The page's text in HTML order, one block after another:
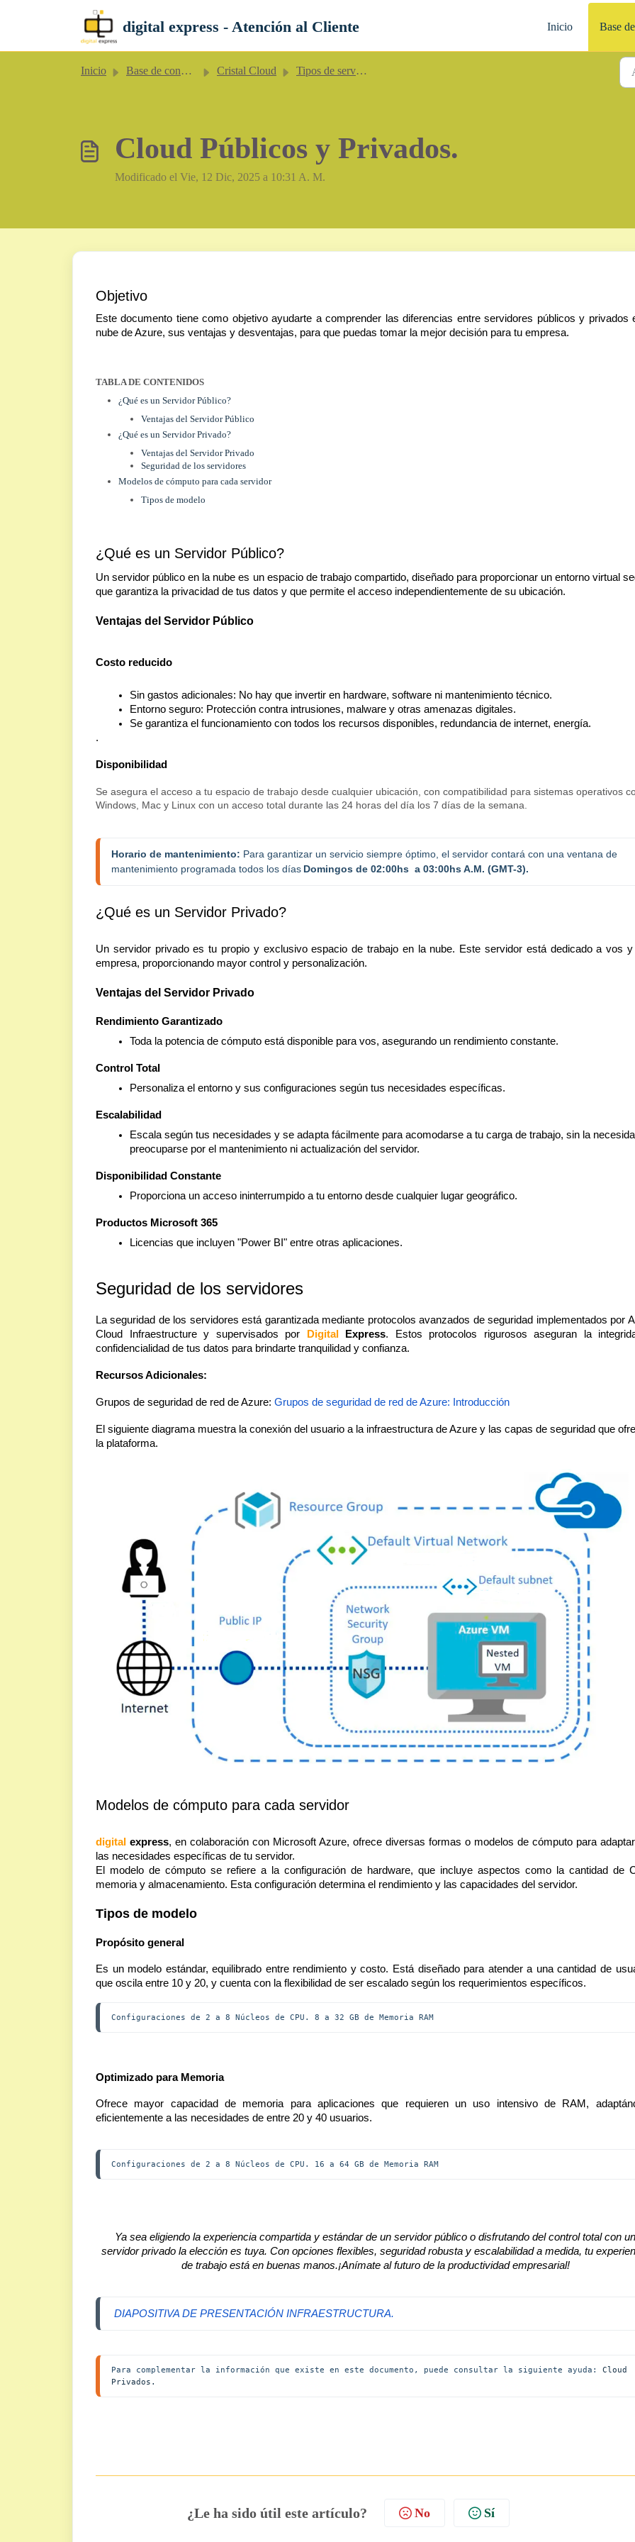
digital express - Atención al Cliente Inicio Base
Inicio Base de conocimientos Cristal Cloud Tipos de servidores - Cristal Cloud.
Cloud Públicos y Privados.
Modificado el Vie, 12 Dic, 2025 a 10:31 A. M.
Objetivo
Este documento tiene como objetivo ayudarte a comprender las diferencias entre servidores públicos y privados
nube de Azure, sus ventajas y desventajas, para que puedas tomar la mejor decisión para tu empresa.
TABLA DE CONTENIDOS
¿Qué es un Servidor Público?
Ventajas del Servidor Público
¿Qué es un Servidor Privado?
Ventajas del Servidor Privado
Seguridad de los servidores
Modelos de cómputo para cada servidor
Tipos de modelo
¿Qué es un Servidor Público?
Un servidor público en la nube es un espacio de trabajo compartido, diseñado para proporcionar un entorno virtual
que garantiza la privacidad de tus datos y que permite el acceso independientemente de su ubicación.
Ventajas del Servidor Público
Costo reducido
Sin gastos adicionales: No hay que invertir en hardware, software ni mantenimiento técnico.
Entorno seguro: Protección contra intrusiones, malware y otras amenazas digitales.
Se garantiza el funcionamiento con todos los recursos disponibles, redundancia de internet, energía.
.
Disponibilidad
Se asegura el acceso a tu espacio de trabajo desde cualquier ubicación, con compatibilidad para sistemas operativos
Windows, Mac y Linux con un acceso total durante las 24 horas del día los 7 días de la semana.
Horario de mantenimiento: Para garantizar un servicio siempre óptimo, el servidor contará con una ventana de
mantenimiento programada todos los días Domingos de 02:00hs  a 03:00hs A.M. (GMT-3).
¿Qué es un Servidor Privado?
Un servidor privado es tu propio y exclusivo espacio de trabajo en la nube. Este servidor está dedicado a vos
empresa, proporcionando mayor control y personalización.
Ventajas del Servidor Privado
Rendimiento Garantizado
Toda la potencia de cómputo está disponible para vos, asegurando un rendimiento constante.
Control Total
Personaliza el entorno y sus configuraciones según tus necesidades específicas.
Escalabilidad
Escala según tus necesidades y se adapta fácilmente para acomodarse a tu carga de trabajo, sin la
preocuparse por el mantenimiento ni actualización del servidor.
Disponibilidad Constante
Proporciona un acceso ininterrumpido a tu entorno desde cualquier lugar geográfico.
Productos Microsoft 365
Licencias que incluyen "Power BI" entre otras aplicaciones.
Seguridad de los servidores
La seguridad de los servidores está garantizada mediante protocolos avanzados de seguridad implementados por
Cloud Infraestructure y supervisados por
Digital Express. Estos protocolos rigurosos aseguran la
confidencialidad de tus datos para brindarte tranquilidad y confianza.
Recursos Adicionales:
Grupos de seguridad de red de Azure: Grupos de seguridad de red de Azure: Introducción
El siguiente diagrama muestra la conexión del usuario a la infraestructura de Azure y las capas de seguridad que
la plataforma.
Modelos de cómputo para cada servidor
digital express, en colaboración con Microsoft Azure, ofrece diversas formas o modelos de cómputo para
las necesidades específicas de tu servidor.
El modelo de cómputo se refiere a la configuración de hardware, que incluye aspectos como la cantidad de
memoria y almacenamiento. Esta configuración determina el rendimiento y las capacidades del servidor.
Tipos de modelo
Propósito general
Es un modelo estándar, equilibrado entre rendimiento y costo. Está diseñado para atender a una cantidad de
que oscila entre 10 y 20, y cuenta con la flexibilidad de ser escalado según los requerimientos específicos.
Configuraciones de 2 a 8 Núcleos de CPU. 8 a 32 GB de Memoria RAM
Optimizado para Memoria
Ofrece mayor capacidad de memoria para aplicaciones que requieren un uso intensivo de RAM,
eficientemente a las necesidades de entre 20 y 40 usuarios.
Configuraciones de 2 a 8 Núcleos de CPU. 16 a 64 GB de Memoria RAM
Ya sea eligiendo la experiencia compartida y estándar de un servidor público o disfrutando del control total con un
servidor privado la elección es tuya. Con opciones flexibles, seguridad robusta y escalabilidad a medida, tu
de trabajo está en buenas manos.¡Anímate al futuro de la productividad empresarial!
DIAPOSITIVA DE PRESENTACIÓN INFRAESTRUCTURA.
Para complementar la información que existe en este documento, puede consultar la siguiente ayuda: Cloud
Privados.
¿Le ha sido útil este artículo? No Sí